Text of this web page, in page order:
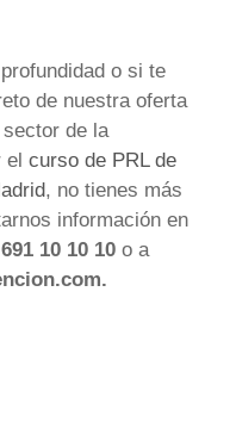
o si te
de nuestra oferta
de la
el curso de PRL de
, no tienes más
información en
10 10 10 o a